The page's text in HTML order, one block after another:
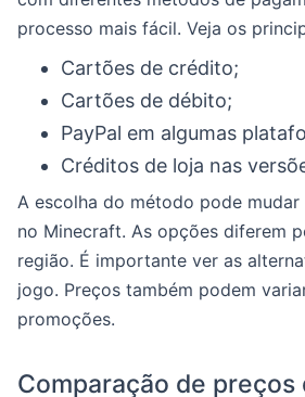
processo mais fácil. Veja os
Cartões de crédito;
Cartões de débito;
PayPal em algumas
Créditos de loja nas
A escolha do método pode
no Minecraft. As opções diferem
região. É importante ver as
jogo. Preços também podem
promoções.
Comparação de